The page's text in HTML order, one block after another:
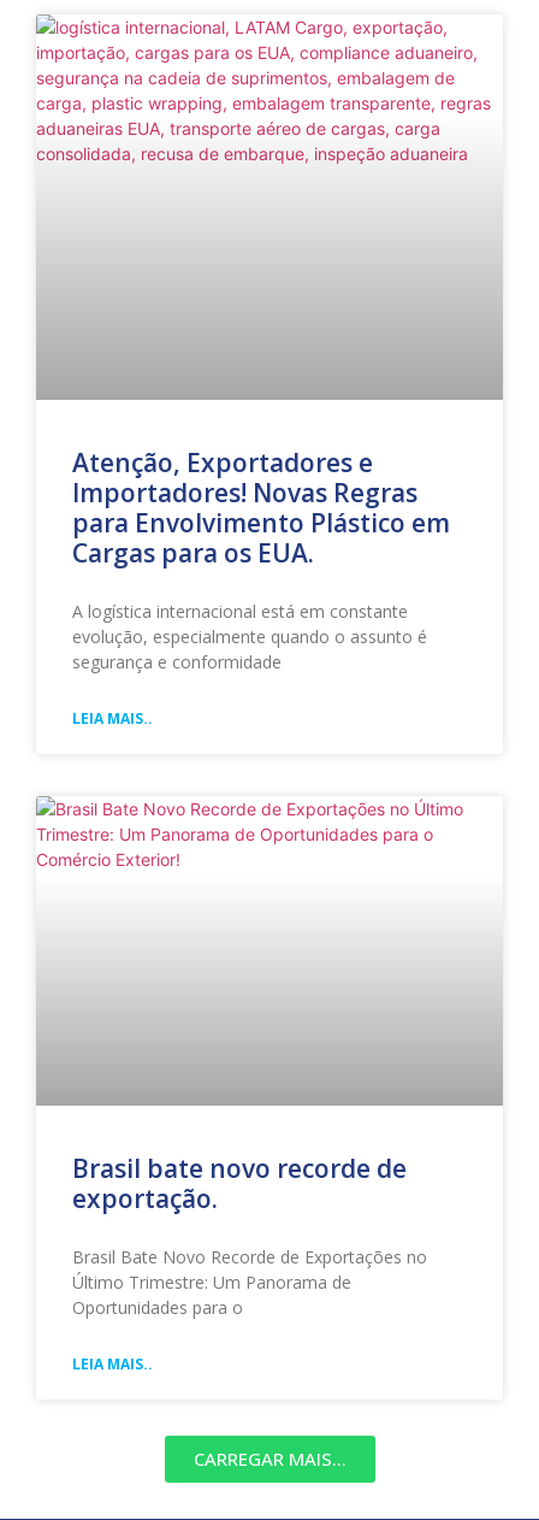
Atenção, Exportadores e
Importadores! Novas Regras
para Envolvimento Plástico em
Cargas para os EUA.
A logística internacional está em constante
evolução, especialmente quando o assunto é
segurança e conformidade
LEIA MAIS..
Brasil bate novo recorde de
exportação.
Brasil Bate Novo Recorde de Exportações no
Último Trimestre: Um Panorama de
Oportunidades para o
LEIA MAIS..
CARREGAR MAIS...